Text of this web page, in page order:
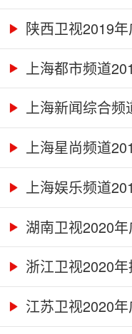
陕西卫视2019
上海都市频道
上海新闻综合频
上海星尚频道
上海娱乐频道
湖南卫视2020
浙江卫视2020
江苏卫视2020